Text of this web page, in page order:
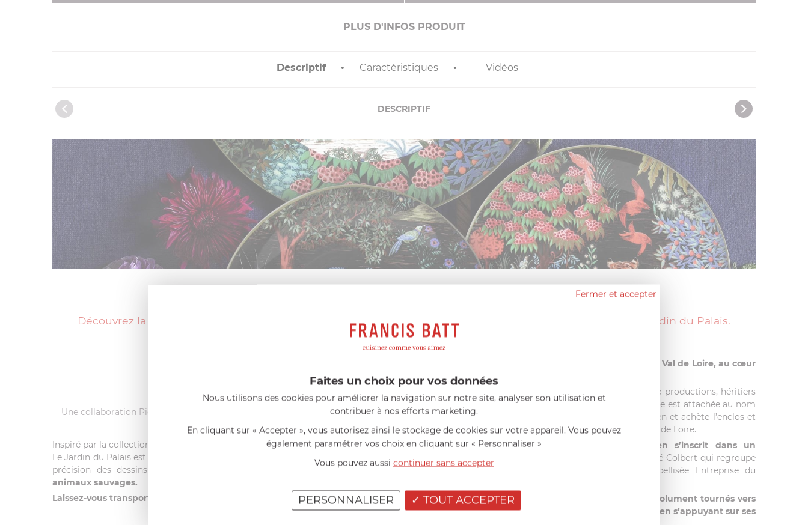
PLUS D'INFOS PRODUIT
Descriptif Caractéristiques Vidéos
DESCRIPTIF
UNE COLLECTION AUX COULEURS CHATOYANTES ORIENTALES
Découvrez la nouvelle collection au décor inspiré de la nouvelle collection de papier peint Pierre Frey : Le Jardin du Palais.
Une collaboration Pierre Frey et la Faïencerie de Gien
Inspiré par la collection de papier peint éponyme de la célèbre maison parisienne.
Le Jardin du Palais est une collection éclectique dont le mélange de couleur et la
précision des dessins
invite au voyage dans un décor végétal avec des
animaux sauvages.
Laissez-vous transporter en dehors du temps avec cette collection.
A PROPOS DE LA FAÏENCERIE DE GIEN
La Faïencerie de Gien a été créée en 1821 à Gien dans le Val de Loire, au cœur
de la France.
Le XIXème siècle donne naissance à de nombreux sites de productions, héritiers
des céramistes des siècles passés. Son histoire bicentenaire est attachée au nom
de son créateur, l’anglais Thomas Hall. Hall s’installe à Gien et achète l’enclos et
les bâtiments du couvent des Minimes situés sur les bords de Loire.
Aujourd’hui, plus que jamais la Faïencerie de Gien s’inscrit dans un
programme d’excellence
. Membre du prestigieux Comité Colbert qui regroupe
les grandes marques françaises du luxe, elle est labellisée Entreprise du
Les femmes et les hommes de la Manufacture sont résolument tournés vers
l’avenir pour réinventer la Faïence fine de demain tout en s’appuyant sur ses
Fermer et accepter
Faites un choix pour vos données
Nous utilisons des cookies pour améliorer la navigation sur notre site, analyser son utilisation et
contribuer à nos efforts marketing.
En cliquant sur « Accepter », vous autorisez ainsi le stockage de cookies sur votre appareil. Vous pouvez
également paramétrer vos choix en cliquant sur « Personnaliser »
Vous pouvez aussi continuer sans accepter
TOUT ACCEPTER
PERSONNALISER